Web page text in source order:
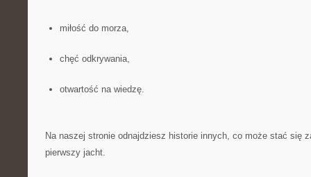
miłość do morza,
chęć odkrywania,
otwartość na wiedzę.
Na naszej stronie odnajdziesz historie innych, co może stać się
pierwszy jacht.